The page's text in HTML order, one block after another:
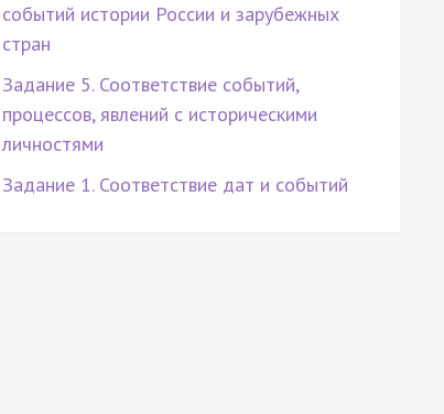
событий истории России и зарубежных
стран
Задание 5. Соответствие событий,
процессов, явлений с историческими
личностями
Задание 1. Соответствие дат и событий